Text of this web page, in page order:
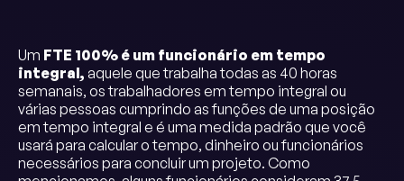
Um FTE 100% é um funcionário em tempo
integral, aquele que trabalha todas as 40 horas
semanais, os trabalhadores em tempo integral ou
várias pessoas cumprindo as funções de uma posição
em tempo integral e é uma medida padrão que você
usará para calcular o tempo, dinheiro ou funcionários
necessários para concluir um projeto. Como